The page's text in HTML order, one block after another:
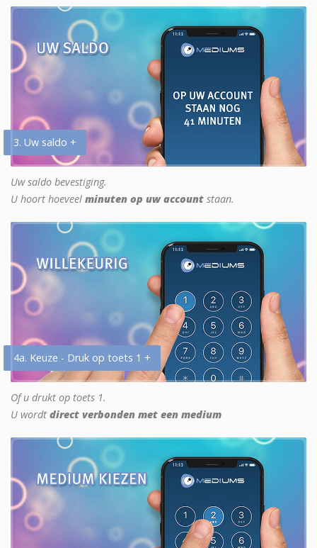
3. Uw saldo +
Uw saldo bevestiging.
U hoort hoeveel minuten op uw account staan.
4a. Keuze - Druk op toets 1 +
Of u drukt op toets 1.
U wordt direct verbonden met een medium